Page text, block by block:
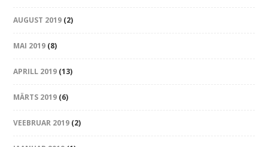
AUGUST 2019 (2)
MAI 2019 (8)
APRILL 2019 (13)
MÄRTS 2019 (6)
VEEBRUAR 2019 (2)